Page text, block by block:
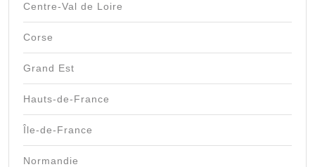
Centre-Val de Loire
Corse
Grand Est
Hauts-de-France
Île-de-France
Normandie